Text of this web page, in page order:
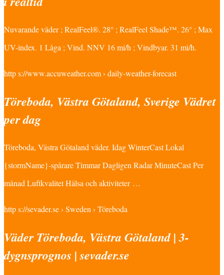
Nuvarande väder ; RealFeel®. 28° ; RealFeel Shade™. 26° ; Max
UV-index. 1 Låga ; Vind. NNV 16 mi/h ; Vindbyar. 31 mi/h.
http s://www.accuweather.com › daily-weather-forecast
Töreboda, Västra Götaland, Sverige Vädret
per dag
Töreboda, Västra Götaland väder. Idag WinterCast Lokal
{stormName}-spårare Timmar Dagligen Radar MinuteCast Per
månad Luftkvalitet Hälsa och aktiviteter …
http s://sevader.se › Sweden › Töreboda
Väder Töreboda, Västra Götaland | 3-
dygnsprognos | sevader.se